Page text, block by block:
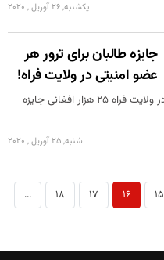
یکشنبه, 26 آوریل , 2020
جایزه طالبان برای ترور هر
عضو امنیتی در ولایت فراه!
آریانانیوز: طالبان برای ترور هر عضو امنیتی در ولایت فراه 25 هزار افغانی جایزه
شنبه, 25 آوریل , 2020
15
16
17
18
...